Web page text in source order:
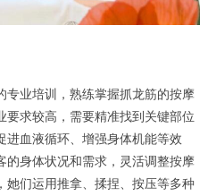
业培训，熟练掌握抓龙筋的按摩
要求较高，需要精准找到关键部位
进血液循环、增强身体机能等效
的身体状况和需求，灵活调整按摩
她们运用推拿、揉捏、按压等多种